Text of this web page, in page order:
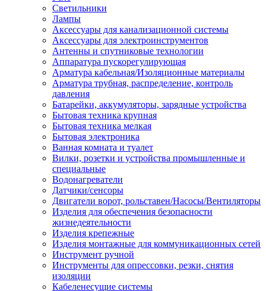
Светильники
Лампы
Аксессуары для канализационной системы
Аксессуары для электроинструментов
Антенны и спутниковые технологии
Аппаратура пускорегулирующая
Арматура кабельная/Изоляционные материалы
Арматура трубная, распределение, контроль
давления
Батарейки, аккумуляторы, зарядные устройства
Бытовая техника крупная
Бытовая техника мелкая
Бытовая электроника
Ванная комната и туалет
Вилки, розетки и устройства промышленные и
специальные
Водонагреватели
Датчики/сенсоры
Двигатели ворот, рольставен/Насосы/Вентиляторы
Изделия для обеспечения безопасности
жизнедеятельности
Изделия крепежные
Изделия монтажные для коммуникационных сетей
Инструмент ручной
Инструменты для опрессовки, резки, снятия
изоляции
Кабеленесущие системы